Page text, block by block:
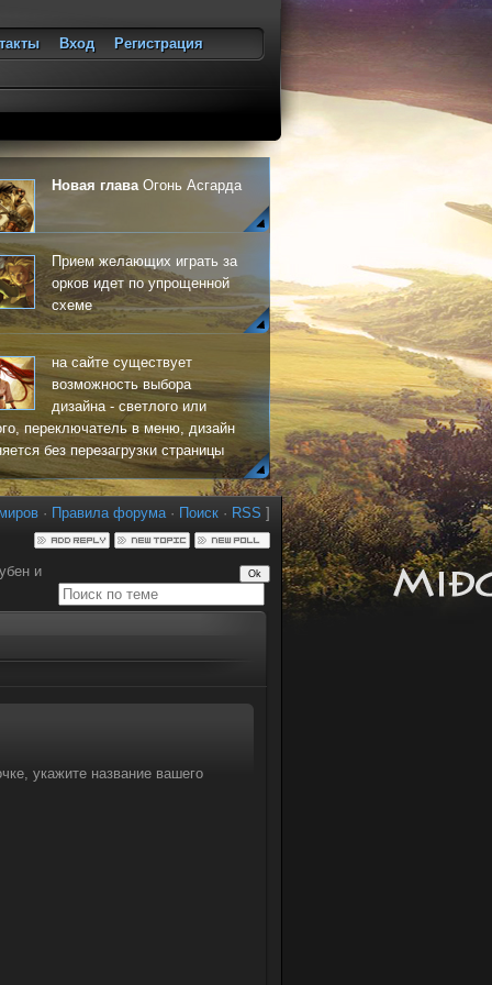
Вход
Регистрация
Новая главаОгонь Асгарда
Прием желающих играть за
орков идет по упрощенной
схеме
на сайте существует
возможность выбора
дизайна - светлого или
переключатель в меню, дизайн
без перезагрузки страницы
· Правила форума· Поиск · RSS ]
и
укажите название вашего